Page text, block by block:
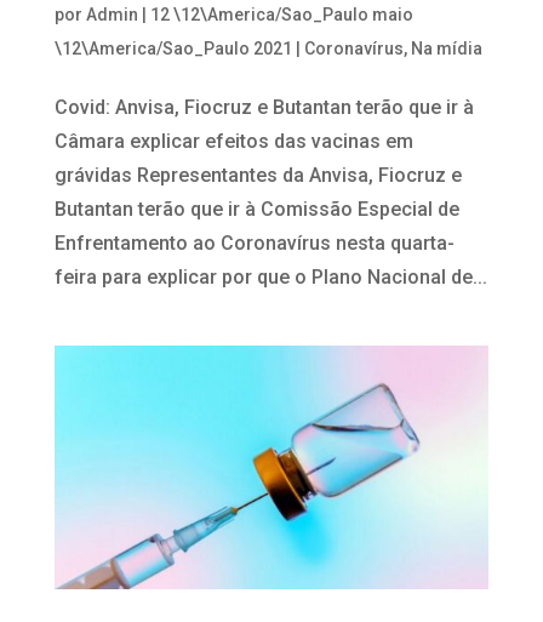
por Admin | 12 \12\America/Sao_Paulo maio
\12\America/Sao_Paulo 2021 | Coronavírus, Na mídia
Covid: Anvisa, Fiocruz e Butantan terão que ir à
Câmara explicar efeitos das vacinas em
grávidas Representantes da Anvisa, Fiocruz e
Butantan terão que ir à Comissão Especial de
Enfrentamento ao Coronavírus nesta quarta-
feira para explicar por que o Plano Nacional de...